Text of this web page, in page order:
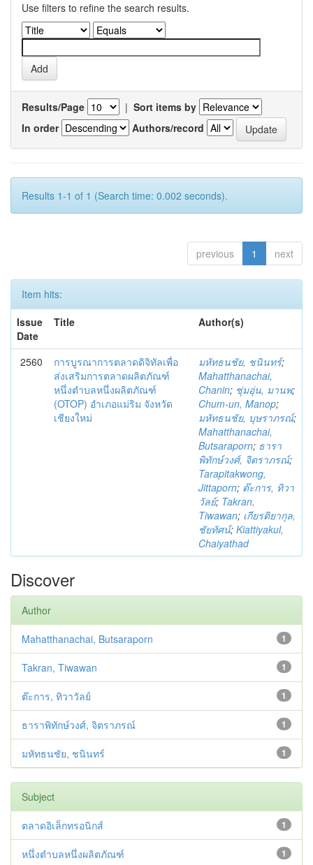
Use filters to refine the search results.
Results/Page | Sort items by
In order
Authors/record
Results 1-1 of 1 (Search time: 0.002 seconds).
previous 1 next
Item hits:
Issue
Date
Title Author(s)
2560
การบูรณาการตลาดดิจิทัลเพื่อ
ส่งเสริมการตลาดผลิตภัณฑ์
หนึ่งตำบลหนึ่งผลิตภัณฑ์
(OTOP) อำเภอแม่ริม จังหวัด
เชียงใหม่
มหัทธนชัย, ชนินทร์;
Mahatthanachai,
Chanin; ชุ่มอุ่น, มานพ;
Chum-un, Manop;
มหัทธนชัย, บุษราภรณ์;
Mahatthanachai,
Butsaraporn; ธารา
พิทักษ์วงศ์, จิตราภรณ์;
Tarapitakwong,
Jittaporn; ต๊ะการ, ทิวา
วัลย์; Takran,
Tiwawan; เกียรติยากุล,
ชัยทัศน์; Kiattiyakul,
Chaiyathad
Discover
Author
1
Mahatthanachai, Butsaraporn
1
Takran, Tiwawan
1
ต๊ะการ, ทิวาวัลย์
1
ธาราพิทักษ์วงศ์, จิตราภรณ์
1
มหัทธนชัย, ชนินทร์
Subject
1
ตลาดอิเล็กทรอนิกส์
1
หนึ่งตำบลหนึ่งผลิตภัณฑ์